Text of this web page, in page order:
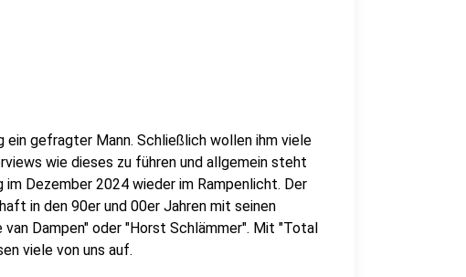
ein gefragter Mann. Schließlich wollen ihm viele
wie dieses zu führen und allgemein steht
Dezember 2024 wieder im Rampenlicht. Der
in den 90er und 00er Jahren mit seinen
van Dampen" oder "Horst Schlämmer". Mit "Total
viele von uns auf.